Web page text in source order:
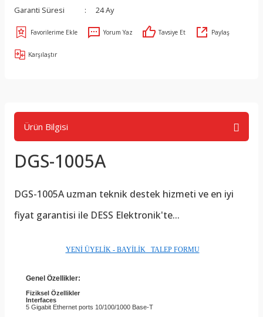
Garanti Süresi
24 Ay
Yorum Yaz Tavsiye Et Paylaş
Karşılaştır
Ürün Bilgisi
DGS-1005A
DGS-1005Auzman teknik destek hizmeti ve en iyi
fiyat garantisi ile DESS Elektronik'te...
YENİ ÜYELİK - BAYİLİK TALEP FORMU
Genel Özellikler:
Fiziksel Özellikler
Interfaces
5 Gigabit Ethernet ports 10/100/1000 Base-T